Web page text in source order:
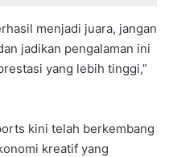
menjadi juara, jangan
jadikan pengalaman ini
yang lebih tinggi,”
kini telah berkembang
kreatif yang